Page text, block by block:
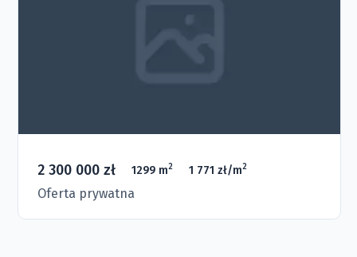
2 300 000 zł 1299 m2 1 771 zł/m2
Oferta prywatna